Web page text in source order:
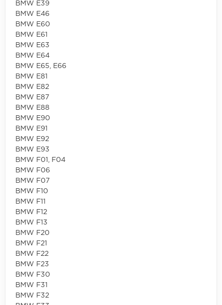
BMW E39
BMW E46
BMW E60
BMW E61
BMW E63
BMW E64
BMW E65, E66
BMW E81
BMW E82
BMW E87
BMW E88
BMW E90
BMW E91
BMW E92
BMW E93
BMW F01, F04
BMW F06
BMW F07
BMW F10
BMW F11
BMW F12
BMW F13
BMW F20
BMW F21
BMW F22
BMW F23
BMW F30
BMW F31
BMW F32